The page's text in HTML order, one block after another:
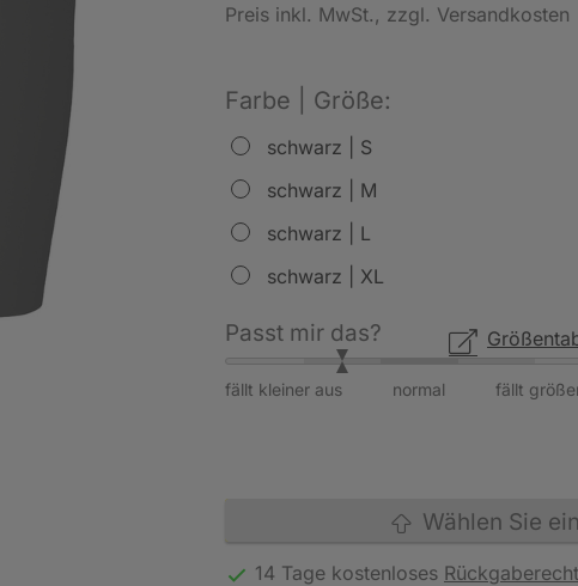
Preis inkl. MwSt., zzgl. Versandkosten
Farbe | Größe:
schwarz | S
schwarz | M
schwarz | L
schwarz | XL
Passt mir das?
fällt kleiner aus fällt
normal
Wählen Sie
14 Tage kostenloses Rückgaberecht